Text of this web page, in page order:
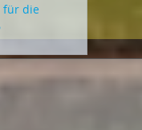
für die